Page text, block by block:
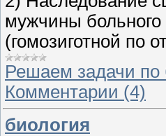
мужчины
(гомозиготной по
Решаем задачи по
Комментарии (4)
биология